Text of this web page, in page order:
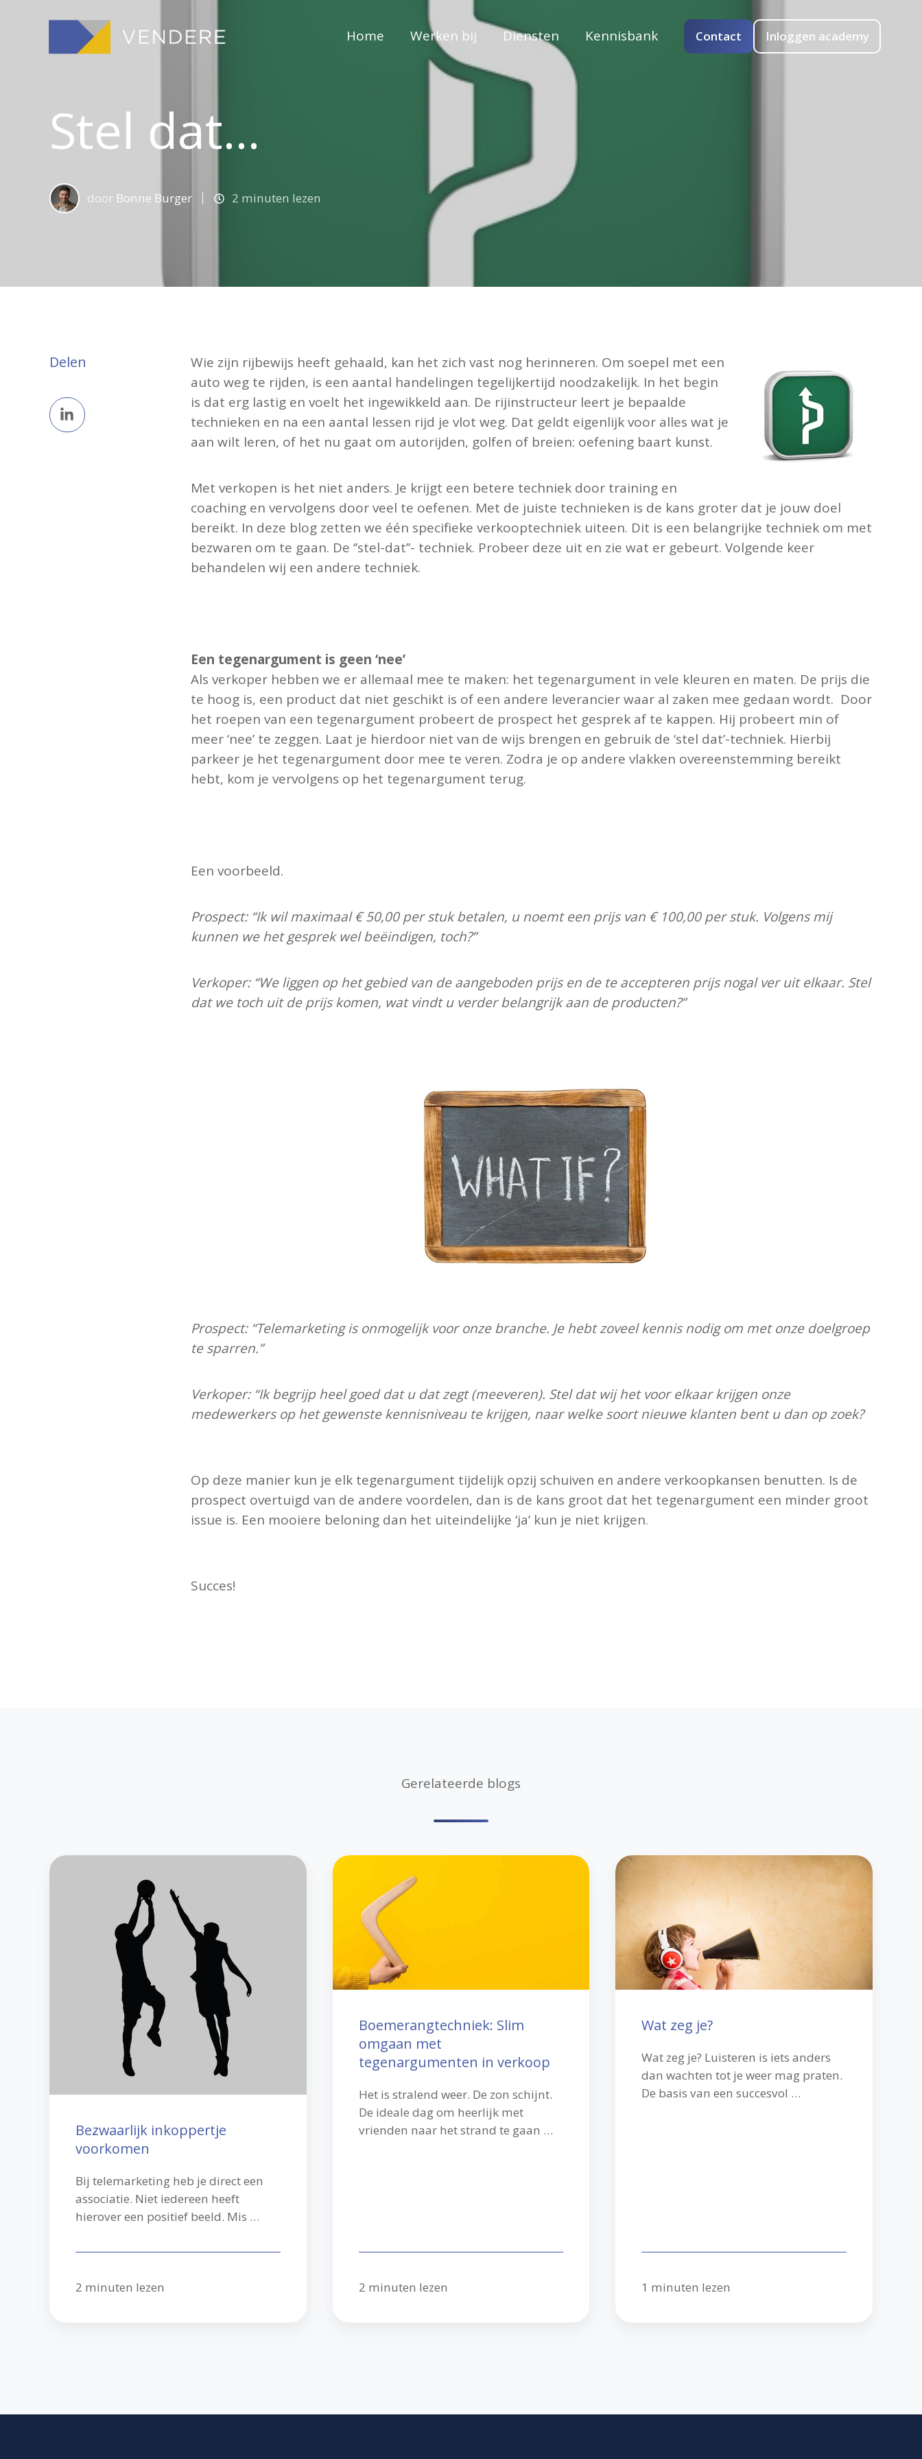
Home Werken bij Diensten Kennisbank Contact Inloggen academy
Stel dat...
door Bonne Burger 2 minuten lezen
Wie zijn rijbewijs heeft gehaald, kan het zich vast nog herinneren. Om soepel met een
auto weg te rijden, is een aantal handelingen tegelijkertijd noodzakelijk. In het begin
is dat erg lastig en voelt het ingewikkeld aan. De rijinstructeur leert je bepaalde
technieken en na een aantal lessen rijd je vlot weg. Dat geldt eigenlijk voor alles wat je
aan wilt leren, of het nu gaat om autorijden, golfen of breien: oefening baart kunst.
Met verkopen is het niet anders. Je krijgt een betere techniek door training en
coaching en vervolgens door veel te oefenen. Met de juiste technieken is de kans groter dat je jouw doel
bereikt. In deze blog zetten we één specifieke verkooptechniek uiteen. Dit is een belangrijke techniek om met
bezwaren om te gaan. De ‘’stel-dat’’- techniek. Probeer deze uit en zie wat er gebeurt. Volgende keer
behandelen wij een andere techniek.
Een tegenargument is geen ‘nee’
Als verkoper hebben we er allemaal mee te maken: het tegenargument in vele kleuren en maten. De prijs die
te hoog is, een product dat niet geschikt is of een andere leverancier waar al zaken mee gedaan wordt. Door
het roepen van een tegenargument probeert de prospect het gesprek af te kappen. Hij probeert min of
meer ‘nee’ te zeggen. Laat je hierdoor niet van de wijs brengen en gebruik de ‘stel dat’-techniek. Hierbij
parkeer je het tegenargument door mee te veren. Zodra je op andere vlakken overeenstemming bereikt
hebt, kom je vervolgens op het tegenargument terug.
Een voorbeeld.
Prospect: “Ik wil maximaal € 50,00 per stuk betalen, u noemt een prijs van € 100,00 per stuk. Volgens mij
kunnen we het gesprek wel beëindigen, toch?”
Verkoper: “We liggen op het gebied van de aangeboden prijs en de te accepteren prijs nogal ver uit elkaar. Stel
dat we toch uit de prijs komen, wat vindt u verder belangrijk aan de producten?”
Prospect: “Telemarketing is onmogelijk voor onze branche. Je hebt zoveel kennis nodig om met onze doelgroep
te sparren.”
Verkoper: “Ik begrijp heel goed dat u dat zegt (meeveren). Stel dat wij het voor elkaar krijgen onze
medewerkers op het gewenste kennisniveau te krijgen, naar welke soort nieuwe klanten bent u dan op zoek?
Op deze manier kun je elk tegenargument tijdelijk opzij schuiven en andere verkoopkansen benutten. Is de
prospect overtuigd van de andere voordelen, dan is de kans groot dat het tegenargument een minder groot
issue is. Een mooiere beloning dan het uiteindelijke ‘ja’ kun je niet krijgen.
Succes!
Delen
Deel
op
Gerelateerde blogs
Bezwaarlijk
Bezwaarlijk inkoppertje
voorkomen
Bij telemarketing heb je direct een
associatie. Niet iedereen heeft
hierover een positief beeld. Mis …
2 minuten lezen
Boemerangtechniek:
omgaan
tegenargumenten
verkoop
Boemerangtechniek: Slim
omgaan met
tegenargumenten in verkoop
Het is stralend weer. De zon schijnt.
De ideale dag om heerlijk met
vrienden naar het strand te gaan …
2 minuten lezen
Wat
zeg
je?
Wat zeg je?
Wat zeg je? Luisteren is iets anders
dan wachten tot je weer mag praten.
De basis van een succesvol …
1 minuten lezen